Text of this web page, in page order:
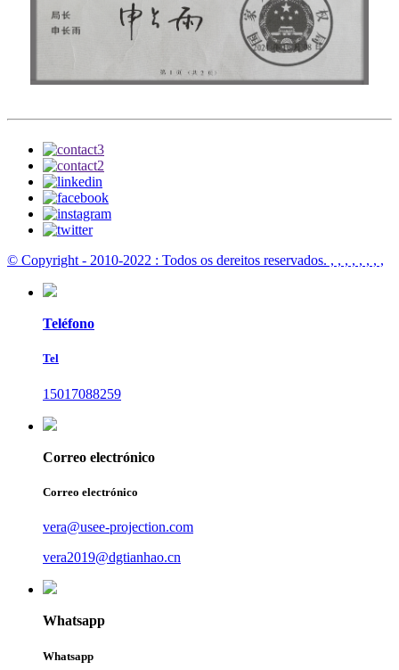
© Copyright - 2010-2022 : Todos os dereitos reservados. , , , , , , , ,
Teléfono
Tel
15017088259
Correo electrónico
Correo electrónico
vera@usee-projection.com
vera2019@dgtianhao.cn
Whatsapp
Whatsapp